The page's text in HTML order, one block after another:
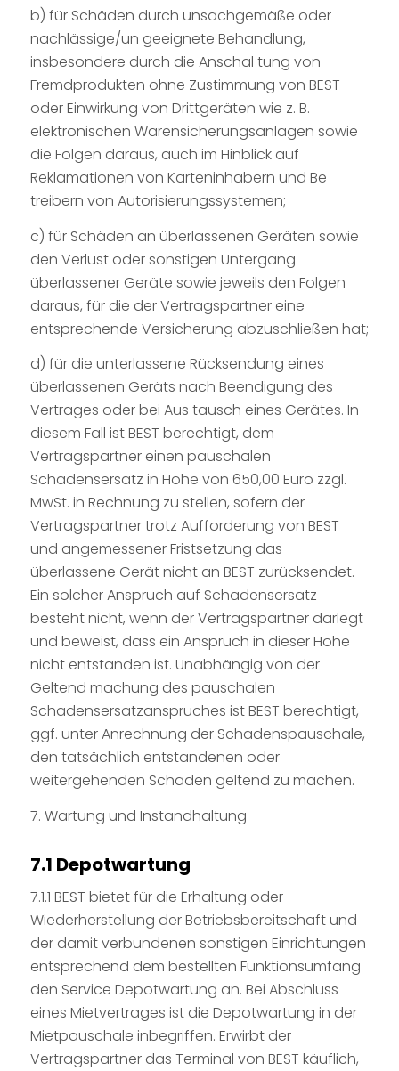
b) für Schäden durch unsachgemäße oder
nachlässige/un geeignete Behandlung,
insbesondere durch die Anschal tung von
Fremdprodukten ohne Zustimmung von BEST
oder Einwirkung von Drittgeräten wie z. B.
elektronischen Warensicherungsanlagen sowie
die Folgen daraus, auch im Hinblick auf
Reklamationen von Karteninhabern und Be
treibern von Autorisierungssystemen;
c) für Schäden an überlassenen Geräten sowie
den Verlust oder sonstigen Untergang
überlassener Geräte sowie jeweils den Folgen
daraus, für die der Vertragspartner eine
entsprechende Versicherung abzuschließen hat;
d) für die unterlassene Rücksendung eines
überlassenen Geräts nach Beendigung des
Vertrages oder bei Aus tausch eines Gerätes. In
diesem Fall ist BEST berechtigt, dem
Vertragspartner einen pauschalen
Schadensersatz in Höhe von 650,00 Euro zzgl.
MwSt. in Rechnung zu stellen, sofern der
Vertragspartner trotz Aufforderung von BEST
und angemessener Fristsetzung das
überlassene Gerät nicht an BEST zurücksendet.
Ein solcher Anspruch auf Schadensersatz
besteht nicht, wenn der Vertragspartner darlegt
und beweist, dass ein Anspruch in dieser Höhe
nicht entstanden ist. Unabhängig von der
Geltend machung des pauschalen
Schadensersatzanspruches ist BEST berechtigt,
ggf. unter Anrechnung der Schadenspauschale,
den tatsächlich entstandenen oder
weitergehenden Schaden geltend zu machen.
7. Wartung und Instandhaltung
7.1 Depotwartung
7.1.1 BEST bietet für die Erhaltung oder
Wiederherstellung der Betriebsbereitschaft und
der damit verbundenen sonstigen Einrichtungen
entsprechend dem bestellten Funktionsumfang
den Service Depotwartung an. Bei Abschluss
eines Mietvertrages ist die Depotwartung in der
Mietpauschale inbegriffen. Erwirbt der
Vertragspartner das Terminal von BEST käuflich,